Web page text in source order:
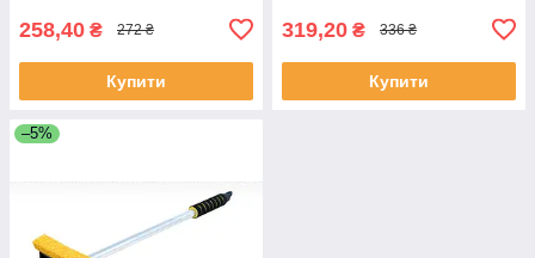
258,40 ₴ 272 ₴
Купити
319,20 ₴ 336 ₴
Купити
–5%